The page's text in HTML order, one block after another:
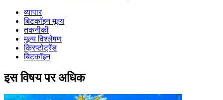
व्यापार
बिटकॉइन मूल्य
तकनीकी
मूल्य विश्लेषण
क्रिप्टोट्रेंड
बिटकॉइन
इस विषय पर अधिक